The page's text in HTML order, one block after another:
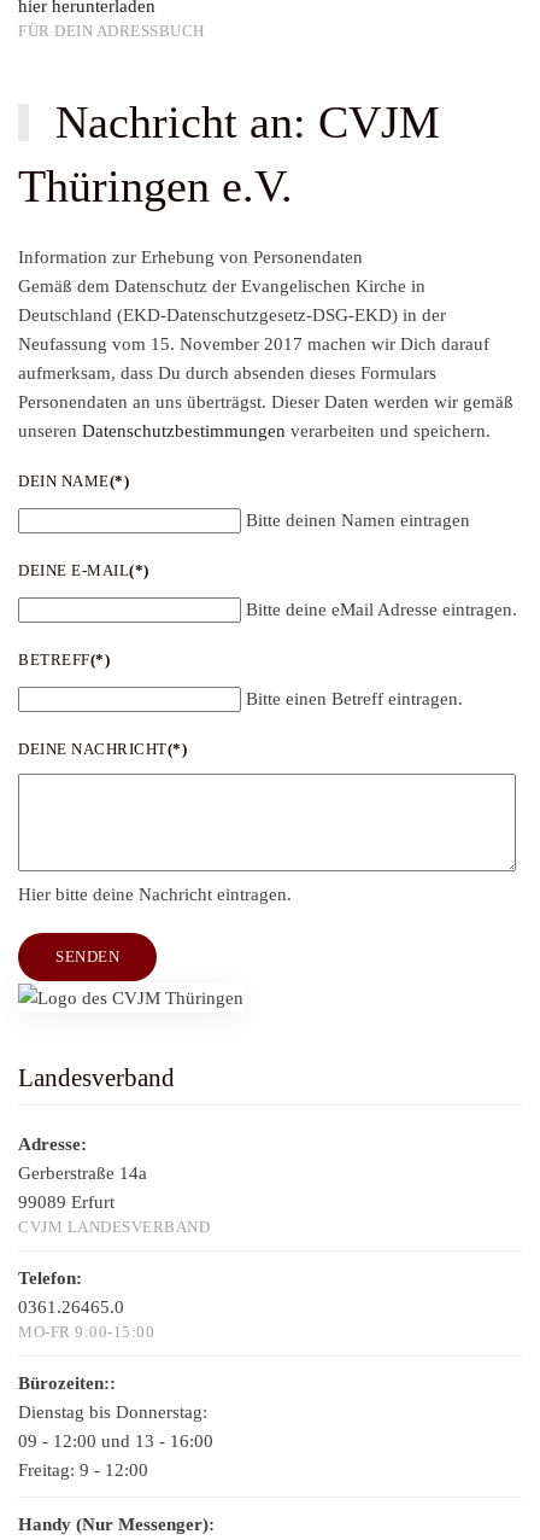
hier herunterladen
FÜR DEIN ADRESSBUCH
Nachricht an: CVJM
Thüringen e.V.
Information zur Erhebung von Personendaten
Gemäß dem Datenschutz der Evangelischen Kirche in
Deutschland (EKD-Datenschutzgesetz-DSG-EKD) in der
Neufassung vom 15. November 2017 machen wir Dich darauf
aufmerksam, dass Du durch absenden dieses Formulars
Personendaten an uns überträgst. Dieser Daten werden wir gemäß
unseren Datenschutzbestimmungen verarbeiten und speichern.
DEIN NAME(*)
Bitte deinen Namen eintragen
DEINE E-MAIL(*)
Bitte deine eMail Adresse eintragen.
BETREFF(*)
Bitte einen Betreff eintragen.
DEINE NACHRICHT(*)
Hier bitte deine Nachricht eintragen.
SENDEN
Landesverband
Adresse:
Gerberstraße 14a
99089 Erfurt
CVJM LANDESVERBAND
Telefon:
0361.26465.0
MO-FR 9:00-15:00
Bürozeiten::
Dienstag bis Donnerstag:
09 - 12:00 und 13 - 16:00
Freitag: 9 - 12:00
Handy (Nur Messenger):